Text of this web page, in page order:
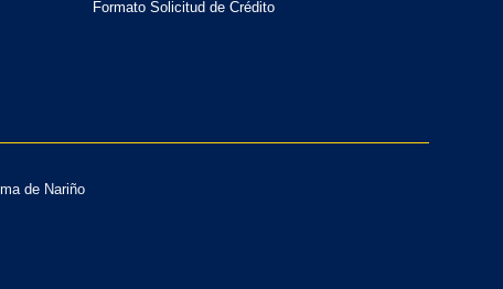
Formato Solicitud de Crédito
de Nariño